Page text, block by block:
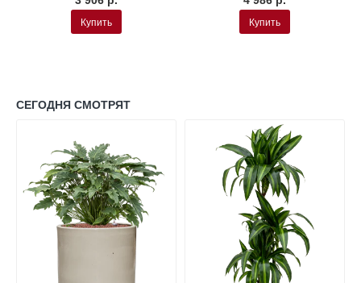
Купить Купить
СЕГОДНЯ СМОТРЯТ